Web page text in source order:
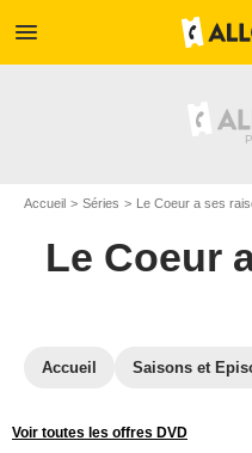
menu
Accueil Séries Le Coeur a ses
Le Coeur
Accueil Saisons et
Voir toutes les offres DVD